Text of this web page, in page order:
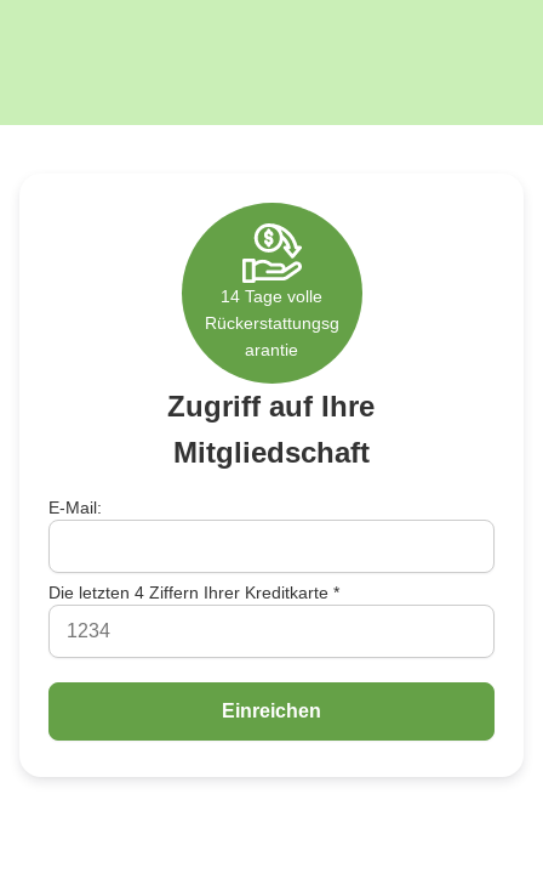
Slovakia
Bahasa indonesia
Indonesia
Čeština
Czech Republic
Eesti keel
Estonia
Lietuvių
Latviešu
Slovensko
Slovenia
14 Tage volle
Rückerstattungsg
arantie
Zugriff auf Ihre
Mitgliedschaft
E-Mail:
Die letzten 4 Ziffern Ihrer Kreditkarte *